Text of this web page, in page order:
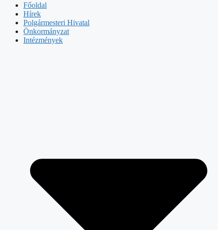
Főoldal
Hírek
Polgármesteri Hivatal
Önkormányzat
Intézmények